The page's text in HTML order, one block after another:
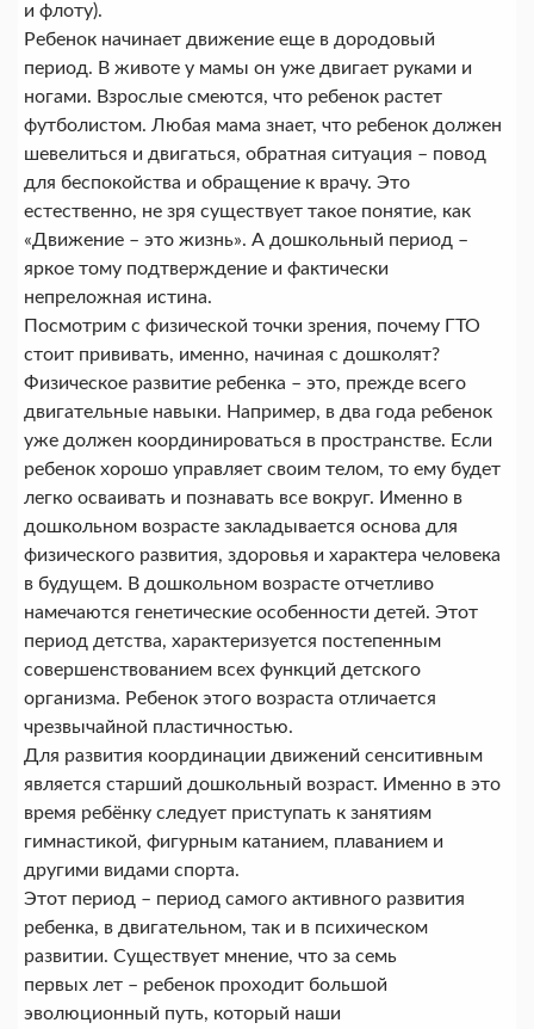
и флоту).
Ребенок начинает движение еще в дородовый
период. В животе у мамы он уже двигает руками и
ногами. Взрослые смеются, что ребенок растет
футболистом. Любая мама знает, что ребенок должен
шевелиться и двигаться, обратная ситуация – повод
для беспокойства и обращение к врачу. Это
естественно, не зря существует такое понятие, как
«Движение – это жизнь». А дошкольный период –
яркое тому подтверждение и фактически
непреложная истина.
Посмотрим с физической точки зрения, почему ГТО
стоит прививать, именно, начиная с дошколят?
Физическое развитие ребенка – это, прежде всего
двигательные навыки. Например, в два года ребенок
уже должен координироваться в пространстве. Если
ребенок хорошо управляет своим телом, то ему будет
легко осваивать и познавать все вокруг. Именно в
дошкольном возрасте закладывается основа для
физического развития, здоровья и характера человека
в будущем. В дошкольном возрасте отчетливо
намечаются генетические особенности детей. Этот
период детства, характеризуется постепенным
совершенствованием всех функций детского
организма. Ребенок этого возраста отличается
чрезвычайной пластичностью.
Для развития координации движений сенситивным
является старший дошкольный возраст. Именно в это
время ребёнку следует приступать к занятиям
гимнастикой, фигурным катанием, плаванием и
другими видами спорта.
Этот период – период самого активного развития
ребенка, в двигательном, так и в психическом
развитии. Существует мнение, что за семь
первых лет – ребенок проходит большой
эволюционный путь, который наши